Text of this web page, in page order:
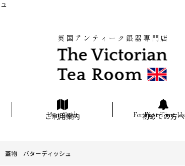
英国アンティーク銀器専門店
ご利用案内 初めての方へ
物 バターディッシュ